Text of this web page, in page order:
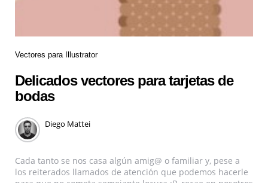
Vectores para Illustrator
Delicados vectores para tarjetas de
bodas
Diego Mattei
Cada tanto se nos casa algún amig@ o familiar y, pese a
los reiterados llamados de atención que podemos hacerle